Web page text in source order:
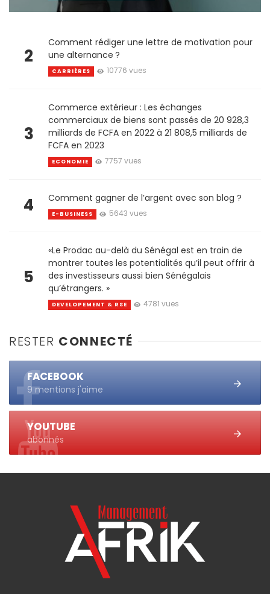
2
Comment rédiger une lettre de motivation pour
une alternance ?
CARRIÈRES 10776 vues
3
Commerce extérieur : Les échanges
commerciaux de biens sont passés de 20 928,3
milliards de FCFA en 2022 à 21 808,5 milliards de
FCFA en 2023
ECONOMIE 7757 vues
4 Comment gagner de l’argent avec son blog ?
E-BUSINESS 5643 vues
5
«Le Prodac au-delà du Sénégal est en train de
montrer toutes les potentialités qu’il peut offrir à
des investisseurs aussi bien Sénégalais
qu’étrangers. »
DEVELOPEMENT & RSE 4781 vues
RESTER CONNECTÉ
FACEBOOK
9 mentions j'aime
YOUTUBE
abonnés